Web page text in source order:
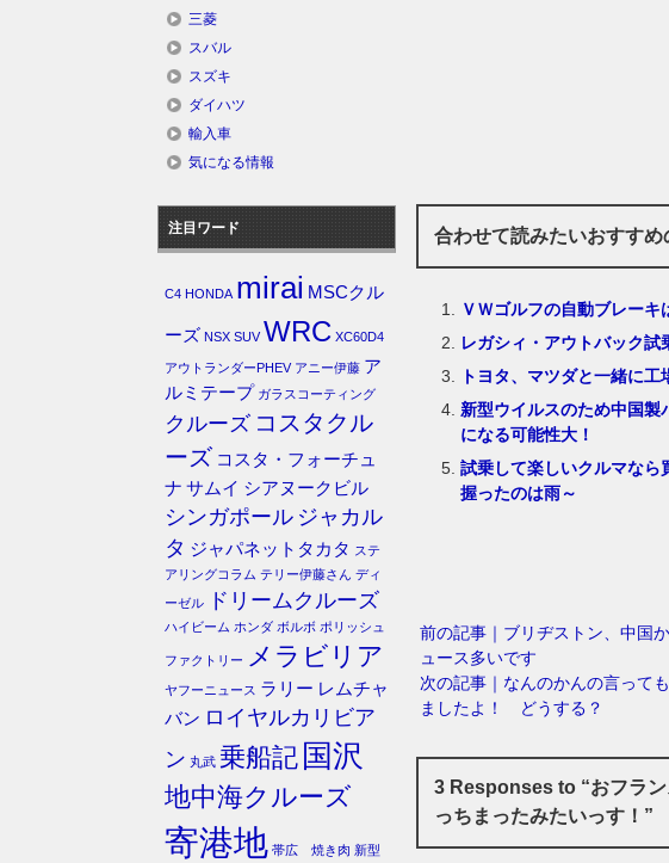
合わせて読みたいおすすめ
ＶＷゴルフの自動ブレーキ
レガシィ・アウトバック試
トヨタ、マツダと一緒に工
新型ウイルスのため中国
になる可能性大！
試乗して楽しいクルマなら
握ったのは雨～
前の記事｜ブリヂストン、中国
ュース多いです
次の記事｜なんのかんの言って
ましたよ！ どうする？
3 Responses to “おフラ
っちまったみたいっす！”
三菱
スバル
スズキ
ダイハツ
輸入車
気になる情報
注目ワード
C4 HONDA mirai MSCクル
ーズ NSX SUV WRC XC60D4
アウトランダーPHEV アニー伊藤 ア
ルミテープ ガラスコーティング
クルーズ コスタクル
ーズ コスタ・フォーチュ
ナ サムイ シアヌークビル
シンガポール ジャカル
タ ジャパネットタカタ ステ
アリングコラム テリー伊藤さん ディ
ーゼル
ドリームクルーズ
ハイビーム ホンダ ボルボ ポリッシュ
ファクトリー メラビリア
ヤフーニュース ラリー レムチャ
バン ロイヤルカリビア
ン 丸武 乗船記 国沢
地中海クルーズ
寄港地 帯広 焼き肉 新型